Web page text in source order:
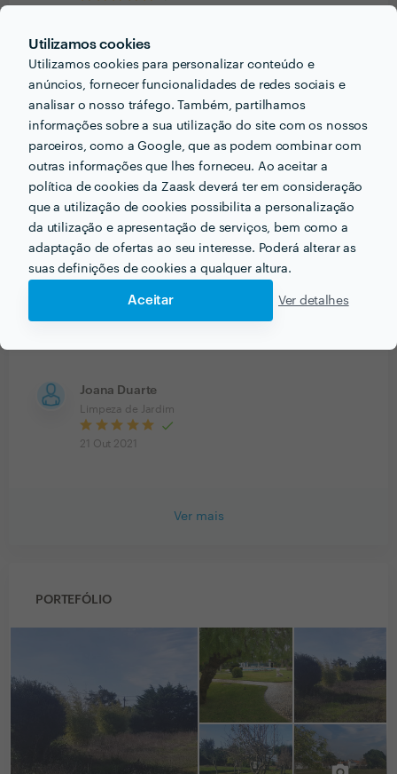
Utilizamos cookies
Utilizamos cookies para personalizar conteúdo e
anúncios, fornecer funcionalidades de redes sociais e
analisar o nosso tráfego. Também, partilhamos
informações sobre a sua utilização do site com os nossos
parceiros, como a Google, que as podem combinar com
outras informações que lhes forneceu. Ao aceitar a
política de cookies da Zaask deverá ter em consideração
que a utilização de cookies possibilita a personalização
da utilização e apresentação de serviços, bem como a
adaptação de ofertas ao seu interesse. Poderá alterar as
suas definições de cookies a qualquer altura.
Aceitar Ver detalhes
O primeiro serviço prestado deu para perceber que o
Zé Roberto é meticuloso, organizado e está bem
preparado com máquinas para todas as tarefas.
Cumpriu tudo o que fora combinado e ele e o seu
colaborador, deixaram tudo arrumado e super-limpo.
Se continuar assim vai ter muito sucesso profissional.
Jardinagem
17 Fev 2022
A minha experiencia com JDJardins é muito limitada
em tempo pois só utilizo os seus serviços desde o
principio do mês. Contudo pelo que tenho observado
Joana Duarte
Limpeza de Jardim
21 Out 2021
Ver mais
PORTEFÓLIO